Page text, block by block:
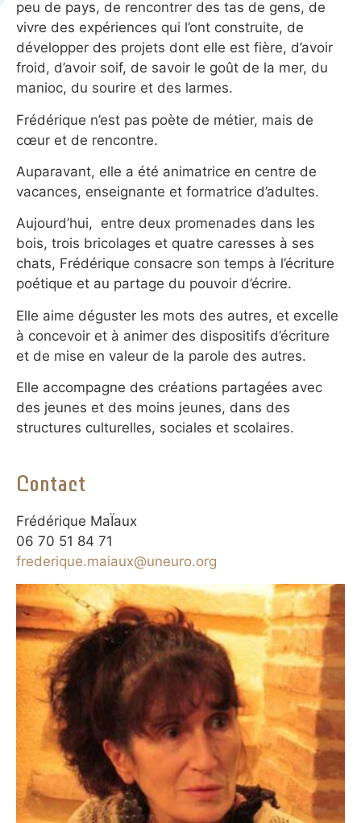
peu de pays, de rencontrer des tas de gens, de
vivre des expériences qui l’ont construite, de
développer des projets dont elle est fière, d’avoir
froid, d’avoir soif, de savoir le goût de la mer, du
manioc, du sourire et des larmes.
Frédérique n’est pas poète de métier, mais de
cœur et de rencontre.
Auparavant, elle a été animatrice en centre de
vacances, enseignante et formatrice d’adultes.
Aujourd’hui, entre deux promenades dans les
bois, trois bricolages et quatre caresses à ses
chats, Frédérique consacre son temps à l’écriture
poétique et au partage du pouvoir d’écrire.
Elle aime déguster les mots des autres, et excelle
à concevoir et à animer des dispositifs d’écriture
et de mise en valeur de la parole des autres.
Elle accompagne des créations partagées avec
des jeunes et des moins jeunes, dans des
structures culturelles, sociales et scolaires.
Contact
Frédérique MaÏaux
06 70 51 84 71
frederique.maiaux@uneuro.org